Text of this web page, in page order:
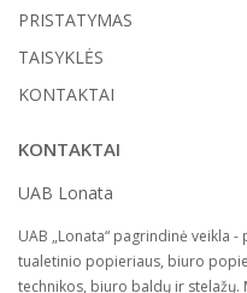
PRISTATYMAS
TAISYKLĖS
KONTAKTAI
KONTAKTAI
UAB Lonata
UAB „Lonata“ pagrindinė veikla
tualetinio popieriaus, biuro
technikos, biuro baldų ir stelažų.